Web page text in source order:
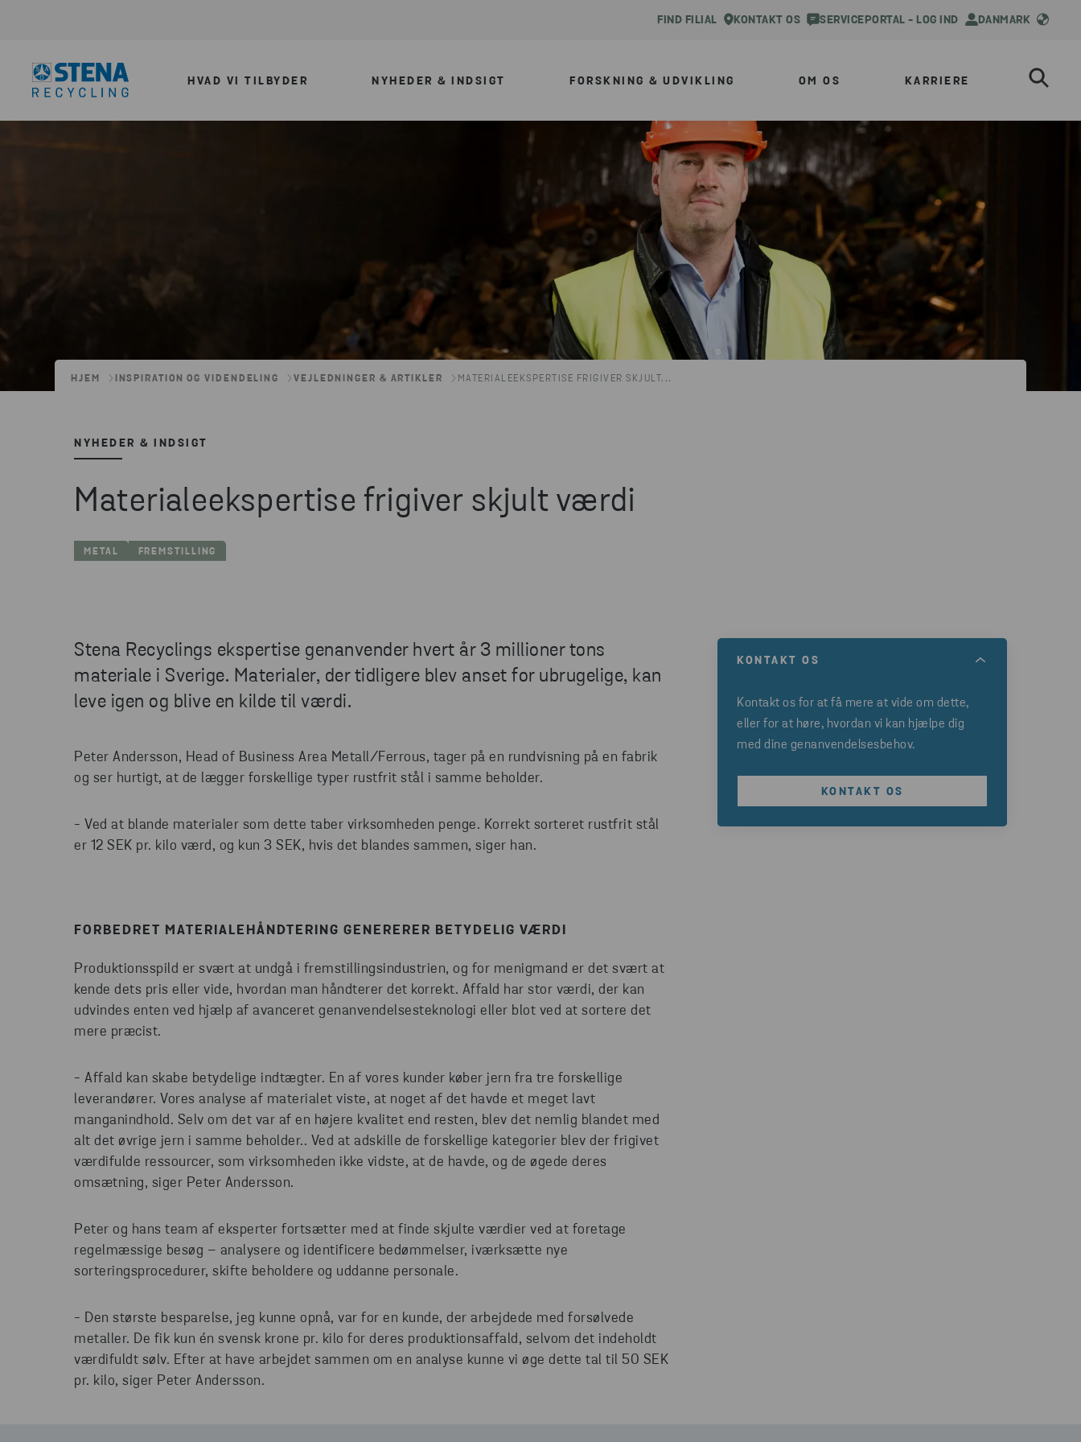
FIND FILIAL KONTAKT OS SERVICEPORTAL - LOG IND DANMARK
HVAD VI TILBYDER NYHEDER & INDSIGT FORSKNING & UDVIKLING OM OS KARRIERE
HJEM INSPIRATION OG VIDENDELING VEJLEDNINGER & ARTIKLER MATERIALEEKSPERTISE FRIGIVER SKJULT...
NYHEDER & INDSIGT
Materialeekspertise frigiver skjult værdi
METAL FREMSTILLING
Stena Recyclings ekspertise genanvender hvert år 3 millioner tons
materiale i Sverige. Materialer, der tidligere blev anset for ubrugelige, kan
leve igen og blive en kilde til værdi.
Peter Andersson, Head of Business Area Metall/Ferrous, tager på en rundvisning på en fabrik
og ser hurtigt, at de lægger forskellige typer rustfrit stål i samme beholder.
- Ved at blande materialer som dette taber virksomheden penge. Korrekt sorteret rustfrit stål
er 12 SEK pr. kilo værd, og kun 3 SEK, hvis det blandes sammen, siger han.
FORBEDRET MATERIALEHÅNDTERING GENERERER BETYDELIG VÆRDI
Produktionsspild er svært at undgå i fremstillingsindustrien, og for menigmand er det svært at
kende dets pris eller vide, hvordan man håndterer det korrekt. Affald har stor værdi, der kan
udvindes enten ved hjælp af avanceret genanvendelsesteknologi eller blot ved at sortere det
mere præcist.
- Affald kan skabe betydelige indtægter. En af vores kunder køber jern fra tre forskellige
leverandører. Vores analyse af materialet viste, at noget af det havde et meget lavt
manganindhold. Selv om det var af en højere kvalitet end resten, blev det nemlig blandet med
alt det øvrige jern i samme beholder.. Ved at adskille de forskellige kategorier blev der frigivet
værdifulde ressourcer, som virksomheden ikke vidste, at de havde, og de øgede deres
omsætning, siger Peter Andersson.
Peter og hans team af eksperter fortsætter med at finde skjulte værdier ved at foretage
regelmæssige besøg – analysere og identificere bedømmelser, iværksætte nye
sorteringsprocedurer, skifte beholdere og uddanne personale.
- Den største besparelse, jeg kunne opnå, var for en kunde, der arbejdede med forsølvede
metaller. De fik kun én svensk krone pr. kilo for deres produktionsaffald, selvom det indeholdt
værdifuldt sølv. Efter at have arbejdet sammen om en analyse kunne vi øge dette tal til 50 SEK
pr. kilo, siger Peter Andersson.
KONTAKT OS
Kontakt os for at få mere at vide om dette,
eller for at høre, hvordan vi kan hjælpe dig
med dine genanvendelsesbehov.
KONTAKT OS